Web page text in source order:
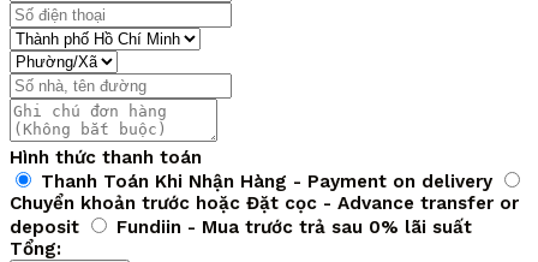
Hình thức thanh toán
Thanh Toán Khi Nhận Hàng - Payment on delivery
Chuyển khoản trước hoặc Đặt cọc - Advance transfer or
deposit
Fundiin - Mua trước trả sau 0% lãi suất
Tổng: